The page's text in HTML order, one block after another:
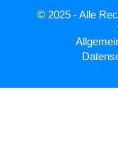
© 2025 - Alle